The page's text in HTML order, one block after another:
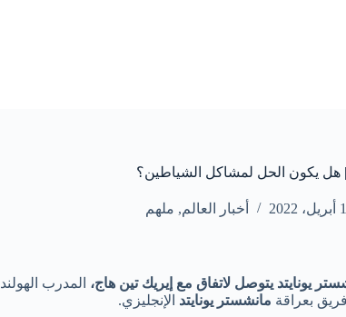
| هل يكون الحل لمشاكل الشياطين؟
أخبار العالم, ملهم
يونايتد يتوصل لاتفاق مع إيريك تين هاج، المدرب
بعراقة مانشستر يونايتد الإنجليزي.